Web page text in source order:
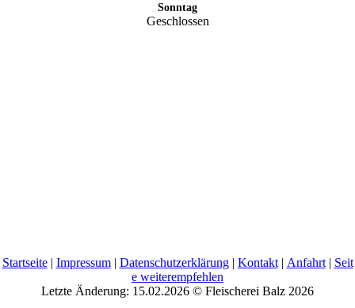
Sonntag
Geschlossen
Startseite| Impressum| Datenschutzerklärung| Kontakt| Anfahrt| Seit
e weiterempfehlen
Letzte Änderung: 15.02.2026 © Fleischerei Balz 2026